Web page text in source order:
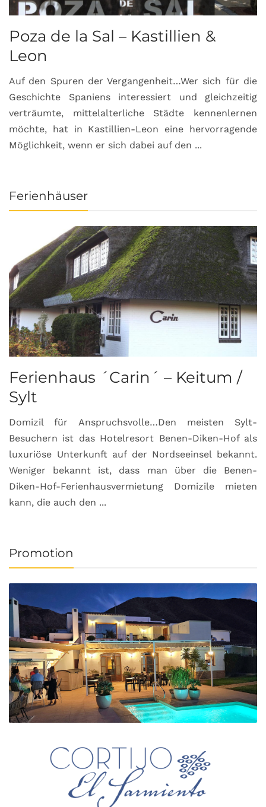
Poza de la Sal – Kastillien &
Leon
Auf den Spuren der Vergangenheit…Wer sich für die
Geschichte Spaniens interessiert und gleichzeitig
verträumte, mittelalterliche Städte kennenlernen
möchte, hat in Kastillien-Leon eine hervorragende
Möglichkeit, wenn er sich dabei auf den ...
Ferienhäuser
Ferienhaus ´Carin´ – Keitum /
Sylt
Domizil für Anspruchsvolle…Den meisten Sylt-
Besuchern ist das Hotelresort Benen-Diken-Hof als
luxuriöse Unterkunft auf der Nordseeinsel bekannt.
Weniger bekannt ist, dass man über die Benen-
Diken-Hof-Ferienhausvermietung Domizile mieten
kann, die auch den ...
Promotion